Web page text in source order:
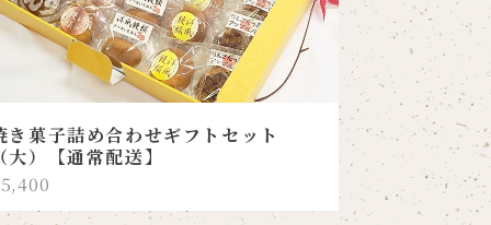
き菓子詰め合わせギフトセット
大）【通常配送】